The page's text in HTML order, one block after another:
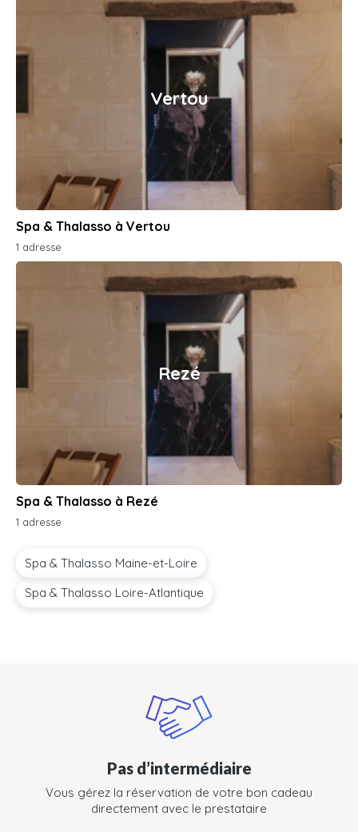
Vertou
Spa & Thalasso à Vertou
1 adresse
Rezé
Spa & Thalasso à Rezé
1 adresse
Spa & Thalasso Maine-et-Loire
Spa & Thalasso Loire-Atlantique
Pas d’intermédiaire
Vous gérez la réservation de votre bon cadeau
directement avec le prestataire